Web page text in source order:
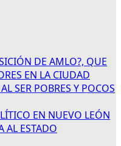
DE AMLO?, QUE
EN LA CIUDAD
SER POBRES Y POCOS
EN NUEVO LEÓN
AL ESTADO